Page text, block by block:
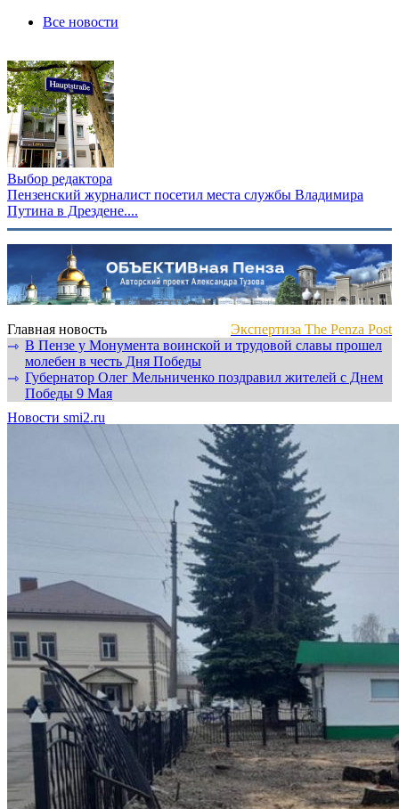
Все новости
Выбор редактора
Пензенский журналист посетил места службы Владимира
Путина в Дрездене....
Главная новость
Экспертиза The Penza Post
⇾ В Пензе у Монумента воинской и трудовой славы прошел
молебен в честь Дня Победы
⇾ Губернатор Олег Мельниченко поздравил жителей с Днем
Победы 9 Мая
Новости smi2.ru